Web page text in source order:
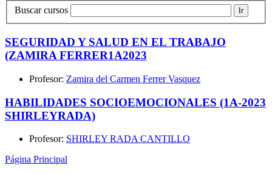
Buscar cursos Ir
SEGURIDAD Y SALUD EN EL TRABAJO
(ZAMIRA FERRER1A2023
Profesor: Zamira del Carmen Ferrer Vasquez
HABILIDADES SOCIOEMOCIONALES (1A-2023
SHIRLEYRADA)
Profesor: SHIRLEY RADA CANTILLO
Página Principal